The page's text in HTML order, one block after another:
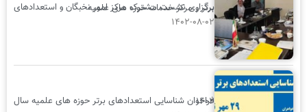
برگزاری نشست مشترک مرکز امور نخبگان و استعدادهای برتر و مرکز خدمات حوزه های علمیه
۱۴۰۲-۰۸-۰۲